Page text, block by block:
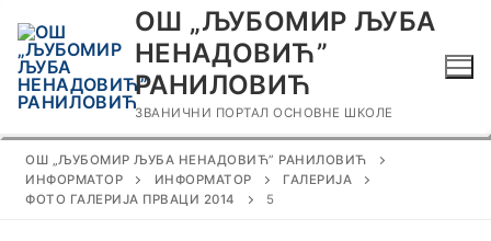
до
садржаја
ОШ „ЉУБОМИР ЉУБА
НЕНАДОВИЋ”
РАНИЛОВИЋ
ЗВАНИЧНИ ПОРТАЛ ОСНОВНЕ ШКОЛЕ
ОШ „ЉУБОМИР ЉУБА НЕНАДОВИЋ” РАНИЛОВИЋ
ИНФОРМАТОР
ИНФОРМАТОР
ГАЛЕРИЈА
ФОТО ГАЛЕРИЈА ПРВАЦИ 2014
5